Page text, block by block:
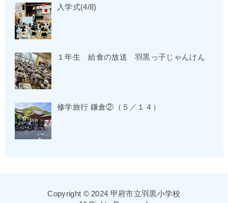
入学式(4/8)
１年生 給食の放送 羽黒っ子じゃんけん
修学旅行 鎌倉②（５／１４）
Copyright © 2024 甲府市立羽黒小学校